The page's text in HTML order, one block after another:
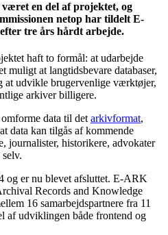
en del af projektet, og
netop har tildelt E-
tre års hårdt arbejde.
haft to formål: at udarbejde
muligt at langtidsbevare databaser,
at udvikle brugervenlige værktøjer,
arkiver billigere.
data til det arkivformat,
data kan tilgås af kommende
journalister, historikere, advokater
og er nu blevet afsluttet. E-ARK
Records and Knowledge
16 samarbejdspartnere fra 11
af udviklingen både frontend og